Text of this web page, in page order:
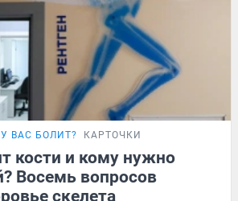
ВАС БОЛИТ? КАРТОЧКИ
кости и кому нужно
Восемь вопросов
скелета